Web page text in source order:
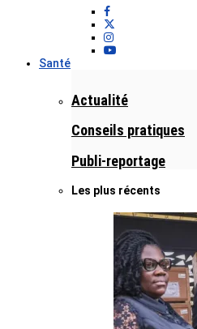
Santé
Actualité
Conseils pratiques
Publi-reportage
Les plus récents